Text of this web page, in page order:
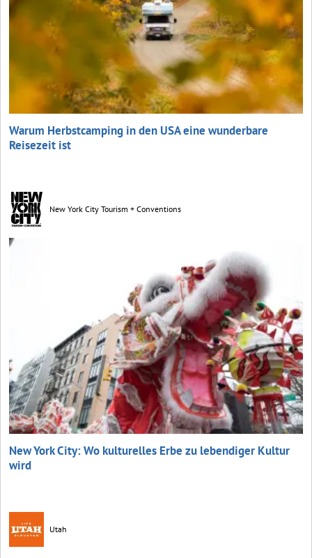
Warum Herbstcamping in den USA eine wunderbare
Reisezeit ist
New York City Tourism + Conventions
New York City: Wo kulturelles Erbe zu lebendiger Kultur
wird
Utah